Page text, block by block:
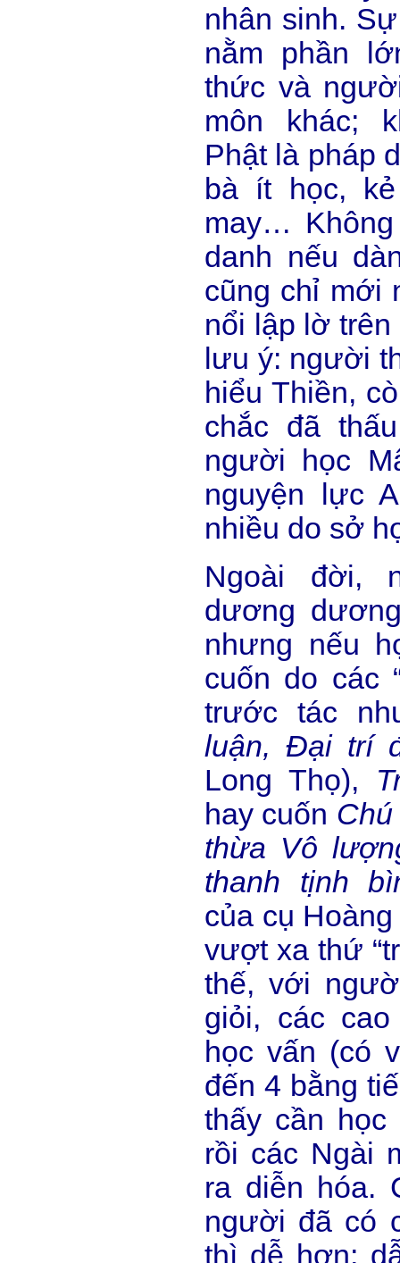
nhân sinh.
nằm phần
thức và
môn khác;
Phật là pháp
bà ít học,
may…
danh nếu
cũng chỉ mới
nổi lập lờ
lưu ý: người
hiểu Thiền,
chắc đã
người học
nguyện lực
nhiều do sở
Ngoài đời,
dương
nhưng nếu
cuốn do các
trước tác
luận, Đại trí
Long Thọ),
hay cuốn
thừa Vô
thanh tịnh
của cụ
vượt xa thứ
thế, với
giỏi, các
học vấn (có
đến 4 bằng
thấy cần học
rồi các Ngài
ra diễn hóa.
người đã có
thì dễ hơn;